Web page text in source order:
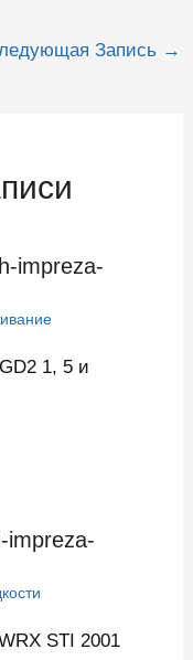
Запись →
impreza-
1, 5 и
impreza-
STI 2001